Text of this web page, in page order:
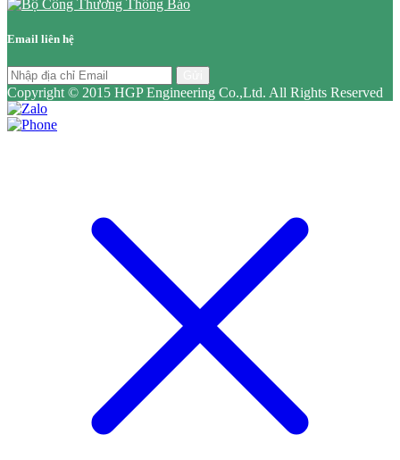
Email liên hệ
Copyright © 2015 HGP Engineering Co.,Ltd. All Rights Reserved